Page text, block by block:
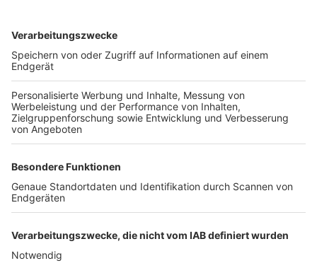
TOP-VEREINE
TOP-PARTNER